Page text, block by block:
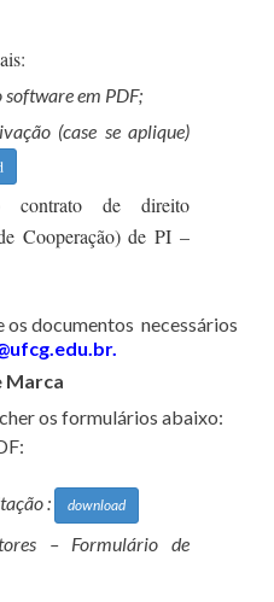
software em PDF;
(case se aplique)
de direito
Cooperação) de PI –
os documentos necessários
Marca
os formulários abaixo:
: download
– Formulário de